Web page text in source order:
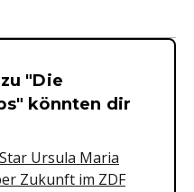
&
"Die
könnten dir
Ursula Maria
Zukunft im ZDF